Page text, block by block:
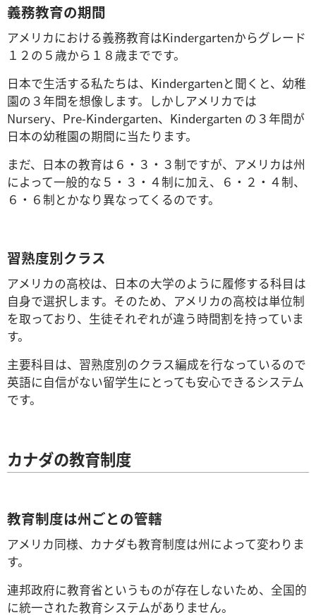
義務教育の期間
アメリカにおける義務教育はKindergartenからグレード
１２の５歳から１８歳までです。
日本で生活する私たちは、Kindergartenと聞くと、幼稚
園の３年間を想像します。しかしアメリカでは
Nursery、Pre-Kindergarten、Kindergarten の３年間が
日本の幼稚園の期間に当たります。
まだ、日本の教育は６・３・３制ですが、アメリカは州
によって一般的な５・３・４制に加え、６・２・４制、
６・６制とかなり異なってくるのです。
習熟度別クラス
アメリカの高校は、日本の大学のように履修する科目は
自身で選択します。そのため、アメリカの高校は単位制
を取っており、生徒それぞれが違う時間割を持っていま
す。
主要科目は、習熟度別のクラス編成を行なっているので
英語に自信がない留学生にとっても安心できるシステム
です。
カナダの教育制度
教育制度は州ごとの管轄
アメリカ同様、カナダも教育制度は州によって変わりま
す。
連邦政府に教育省というものが存在しないため、全国的
に統一された教育システムがありません。